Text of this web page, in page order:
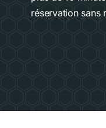
réservation sans